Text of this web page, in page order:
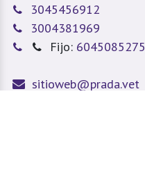
3045456912
3004381969
Fijo: 6045085275
sitioweb@prada.vet